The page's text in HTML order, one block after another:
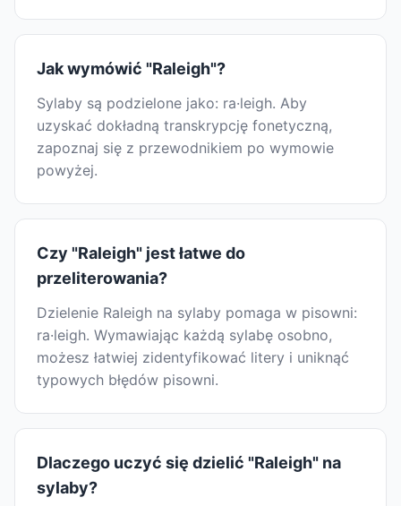
Jak wymówić "Raleigh"?
Sylaby są podzielone jako: ra·leigh. Aby
uzyskać dokładną transkrypcję fonetyczną,
zapoznaj się z przewodnikiem po wymowie
powyżej.
Czy "Raleigh" jest łatwe do
przeliterowania?
Dzielenie Raleigh na sylaby pomaga w pisowni:
ra·leigh. Wymawiając każdą sylabę osobno,
możesz łatwiej zidentyfikować litery i uniknąć
typowych błędów pisowni.
Dlaczego uczyć się dzielić "Raleigh" na
sylaby?